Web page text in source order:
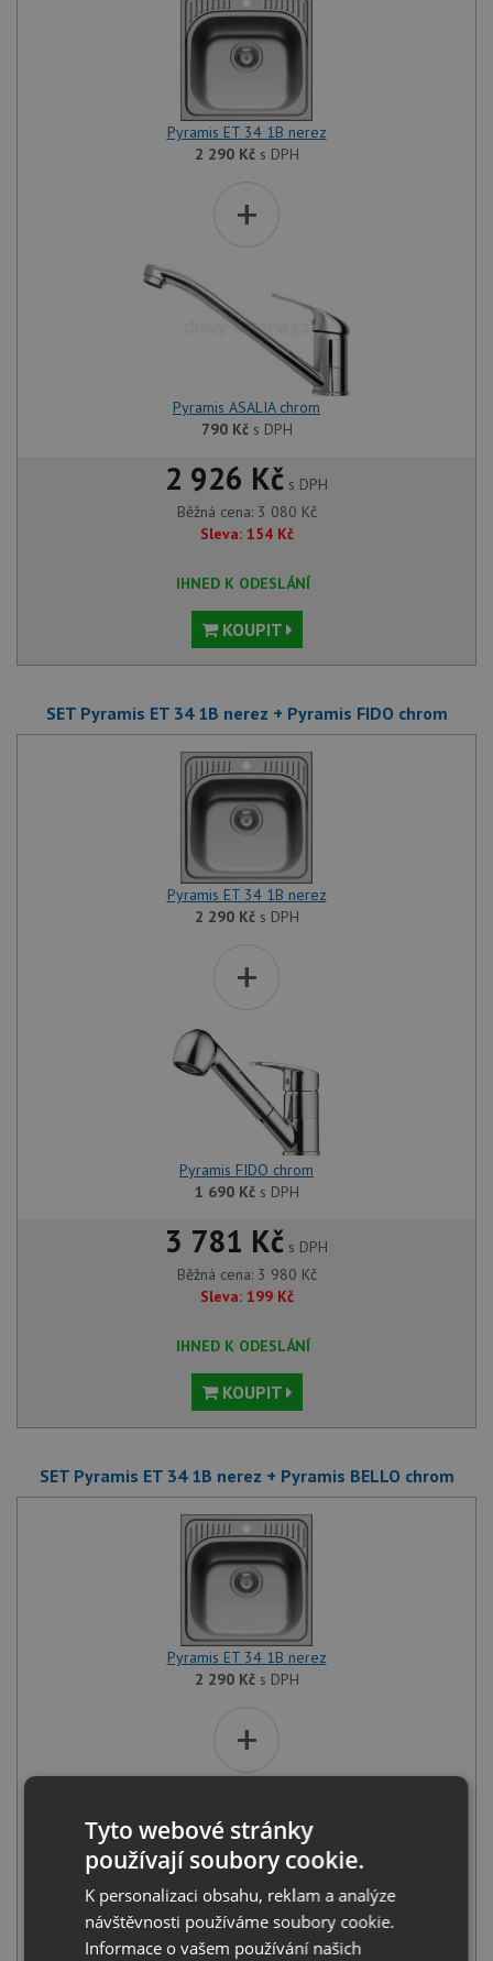
Pyramis ET 34 1B nerez
2 290 Kčs DPH
+
Pyramis ASALIA chrom
790 Kčs DPH
2 926 Kč s DPH
Běžná cena: 3 080 Kč
Sleva: 154 Kč
IHNED K ODESLÁNÍ
KOUPIT
SET Pyramis ET 34 1B nerez + Pyramis FIDO chrom
Pyramis ET 34 1B nerez
2 290 Kčs DPH
+
Pyramis FIDO chrom
1 690 Kčs DPH
3 781 Kč s DPH
Běžná cena: 3 980 Kč
Sleva: 199 Kč
IHNED K ODESLÁNÍ
KOUPIT
SET Pyramis ET 34 1B nerez + Pyramis BELLO chrom
Pyramis ET 34 1B nerez
2 290 Kčs DPH
+
Pyramis BELLO chrom
1 590 Kčs DPH
Tyto webové stránky
používají soubory cookie.
K personalizaci obsahu, reklam a analýze
návštěvnosti používáme soubory cookie.
Informace o vašem používání našich